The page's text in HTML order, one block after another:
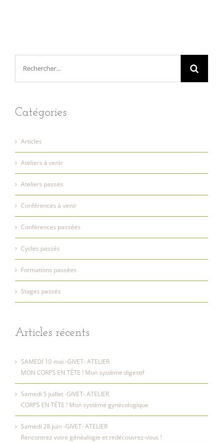
Catégories
Articles
Ateliers à venir
Ateliers passés
Conférences à venir
Conférences passées
Cycles passés
Formations passées
Stages passés
Articles récents
SAMEDI 10 mai -GIVET- ATELIER
MON CORPS EN TÊTE ! Mon système digestif
Samedi 5 juillet -GIVET- ATELIER
CORPS EN TÊTE ! Mon système gynécologique
Samedi 28 juin -GIVET- ATELIER
Rencontrez votre généalogie et redécouvrez-vous !